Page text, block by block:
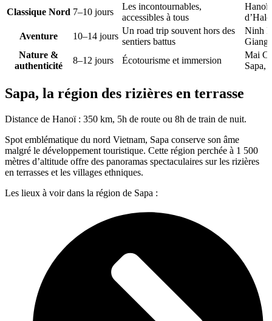
Classique Nord 7–10 jours
Les incontournables,
accessibles à tous
Aventure
10–14 jours
Un road trip souvent hors des
sentiers battus
Ninh
Nature &
authenticité
8–12 jours Écotourisme et immersion
Mai
Sapa,
Sapa, la région des rizières en terrasse
Distance de Hanoï: 350 km, 5h de route ou 8h de train de nuit.
Spot emblématique du nord Vietnam, Sapa conserve son âme
malgré le développement touristique. Cette région perchée à 1 500
mètres d’altitude offre des panoramas spectaculaires sur les rizières
en terrasses et les villages ethniques.
Les lieux à voir dans la région de Sapa :